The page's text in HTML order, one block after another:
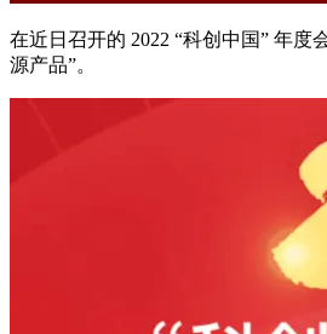
在近日召开的 2022 “科创中国” 年度
源产品”。